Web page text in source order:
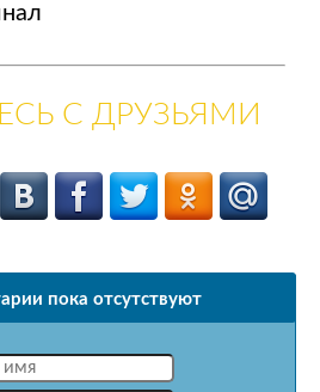
С ДРУЗЬЯМИ
пока отсутствуют